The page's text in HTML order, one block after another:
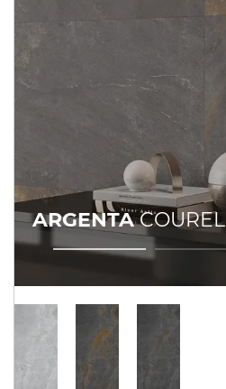
ARGENTACOUREL